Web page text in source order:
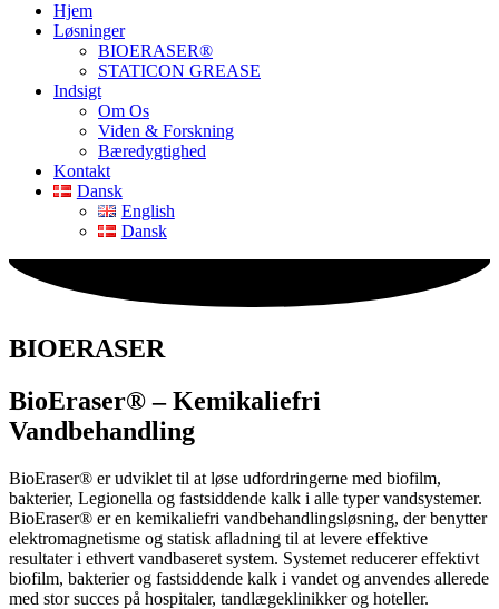
Hjem
Løsninger
BIOERASER®
STATICON GREASE
Indsigt
Om Os
Viden & Forskning
Bæredygtighed
Kontakt
Dansk
English
Dansk
BIOERASER
BioEraser® – Kemikaliefri
Vandbehandling
BioEraser® er udviklet til at løse udfordringerne med biofilm,
bakterier, Legionella og fastsiddende kalk i alle typer vandsystemer.
BioEraser® er en kemikaliefri vandbehandlingsløsning, der benytter
elektromagnetisme og statisk afladning til at levere effektive
resultater i ethvert vandbaseret system. Systemet reducerer effektivt
biofilm, bakterier og fastsiddende kalk i vandet og anvendes allerede
med stor succes på hospitaler, tandlægeklinikker og hoteller.